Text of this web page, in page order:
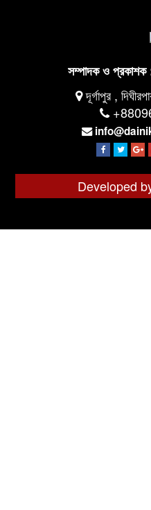
সম্পাদক ও প্রকাশক
দূর্গাপুর ,
Developed